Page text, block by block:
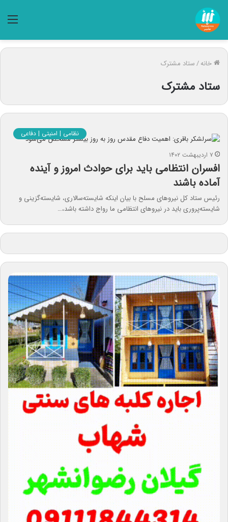
خانه/ستاد مشترک
ستاد مشترک
نظامی | امنیتی | دفاعی
۷ اردیبهشت ۱۴۰۲
افسران انتظامی باید برای حوادث امروز و آینده
آماده باشند
رئیس ستاد کل نیروهای مسلح با بیان اینکه شایسته‌سالاری، شایسته‌گزینی و
شایسته‌پروری باید در نیروهای انتظامی ما رواج داشته باشد،…